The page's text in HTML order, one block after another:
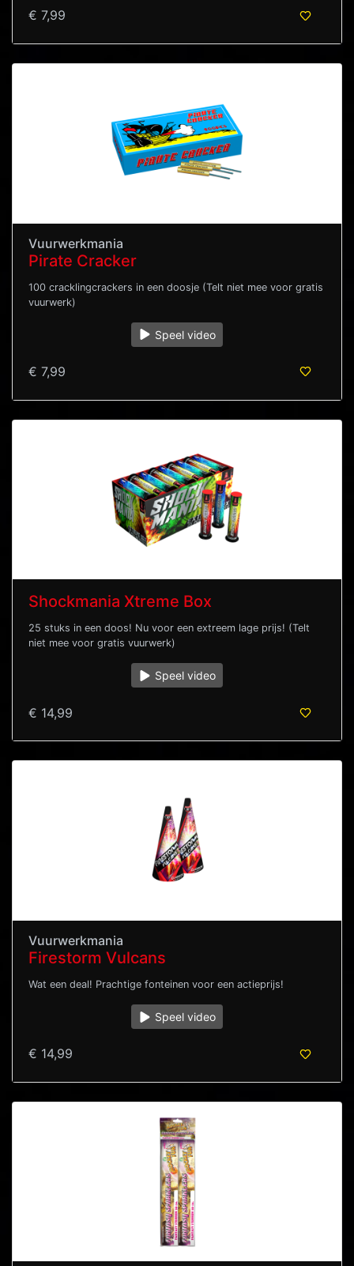
€ 7,99
Vuurwerkmania
Pirate Cracker
100 cracklingcrackers in een doosje (Telt niet mee voor gratis
vuurwerk)
Speel video
€ 7,99
Shockmania Xtreme Box
25 stuks in een doos! Nu voor een extreem lage prijs! (Telt
niet mee voor gratis vuurwerk)
Speel video
€ 14,99
Vuurwerkmania
Firestorm Vulcans
Wat een deal! Prachtige fonteinen voor een actieprijs!
Speel video
€ 14,99